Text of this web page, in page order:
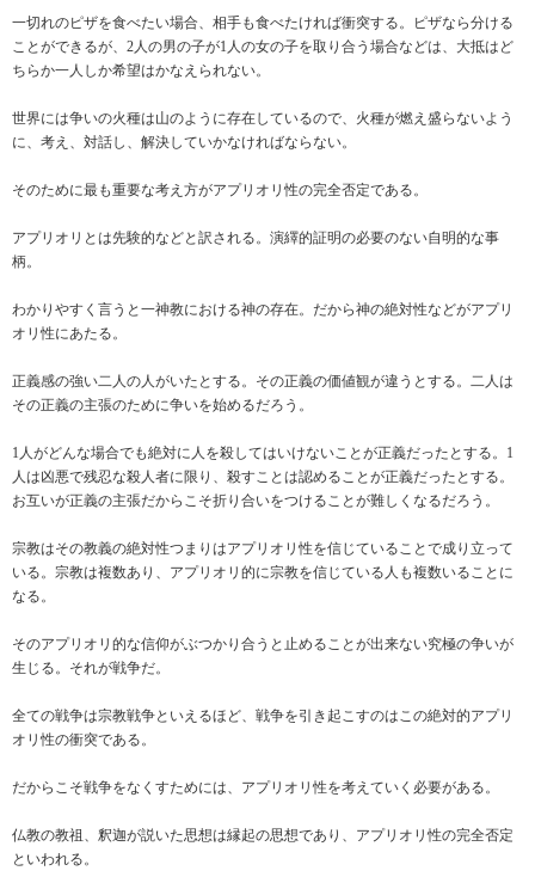
一切れのピザを食べたい場合、相手も食べたければ衝突する。ピザなら分ける
ことができるが、2人の男の子が1人の女の子を取り合う場合などは、大抵はど
ちらか一人しか希望はかなえられない。
世界には争いの火種は山のように存在しているので、火種が燃え盛らないよう
に、考え、対話し、解決していかなければならない。
そのために最も重要な考え方がアプリオリ性の完全否定である。
アプリオリとは先験的などと訳される。演繹的証明の必要のない自明的な事
柄。
わかりやすく言うと一神教における神の存在。だから神の絶対性などがアプリ
オリ性にあたる。
正義感の強い二人の人がいたとする。その正義の価値観が違うとする。二人は
その正義の主張のために争いを始めるだろう。
1人がどんな場合でも絶対に人を殺してはいけないことが正義だったとする。1
人は凶悪で残忍な殺人者に限り、殺すことは認めることが正義だったとする。
お互いが正義の主張だからこそ折り合いをつけることが難しくなるだろう。
宗教はその教義の絶対性つまりはアプリオリ性を信じていることで成り立って
いる。宗教は複数あり、アプリオリ的に宗教を信じている人も複数いることに
なる。
そのアプリオリ的な信仰がぶつかり合うと止めることが出来ない究極の争いが
生じる。それが戦争だ。
全ての戦争は宗教戦争といえるほど、戦争を引き起こすのはこの絶対的アプリ
オリ性の衝突である。
だからこそ戦争をなくすためには、アプリオリ性を考えていく必要がある。
仏教の教祖、釈迦が説いた思想は縁起の思想であり、アプリオリ性の完全否定
といわれる。